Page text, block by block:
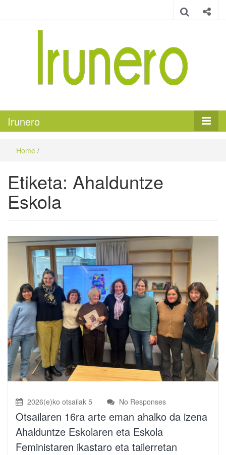
Irunero
Home /
Etiketa: Ahalduntze
Eskola
2026(e)ko otsailak 5 No Responses
Otsailaren 16ra arte eman ahalko da izena
Ahalduntze Eskolaren eta Eskola
Feministaren ikastaro eta tailerretan